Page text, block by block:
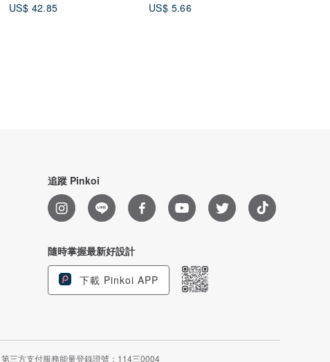
US$ 42.85
US$ 5.66
追蹤 Pinkoi
隨時掌握最新好設計
下載 Pinkoi APP
第三方支付服務能量登錄證號：114三0004